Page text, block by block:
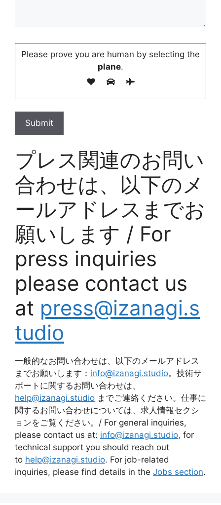
Please prove you are human by selecting the
plane.
プレス関連のお問い
合わせは、以下のメ
ールアドレスまでお
願いします / For
press inquiries
please contact us
at press@izanagi.s
tudio
一般的なお問い合わせは、以下のメールアドレス
までお願いします： info@izanagi.studio。技術サ
ポートに関するお問い合わせは、
help@izanagi.studio までご連絡ください。仕事に
関するお問い合わせについては、求人情報セクシ
ョンをご覧ください。/ For general inquiries,
please contact us at: info@izanagi.studio, for
technical support you should reach out
to help@izanagi.studio. For job-related
inquiries, please find details in the Jobs section.